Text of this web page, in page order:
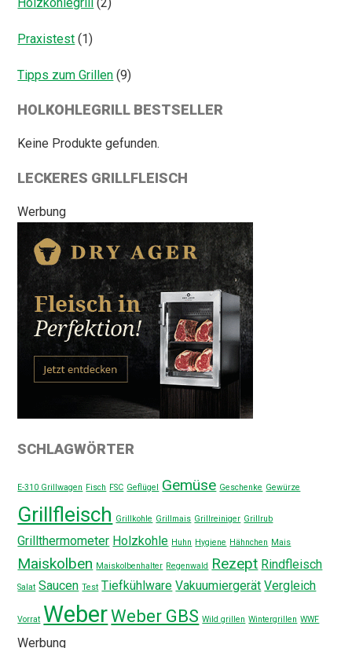
Praxistest (1)
Tipps zum Grillen (9)
HOLKOHLEGRILL BESTSELLER
Keine Produkte gefunden.
LECKERES GRILLFLEISCH
Werbung
SCHLAGWÖRTER
E-310 Grillwagen Fisch FSC Geflügel Gemüse Geschenke Gewürze
Grillfleisch Grillkohle Grillmais Grillreiniger Grillrub
Grillthermometer Holzkohle Huhn Hygiene Hähnchen Mais
Maiskolben Maiskolbenhalter Regenwald Rezept Rindfleisch
Salat Saucen Test Tiefkühlware Vakuumiergerät Vergleich
Vorrat WeberWeber GBS Wild grillen Wintergrillen WWF
Werbung